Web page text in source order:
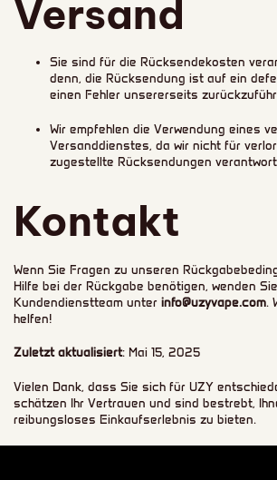
Versand
Sie sind für die Rücksendekosten
denn, die Rücksendung ist auf ein
einen Fehler unsererseits
Wir empfehlen die Verwendung eines
Versanddienstes, da wir nicht für
zugestellte Rücksendungen
Kontakt
Wenn Sie Fragen zu unseren
Hilfe bei der Rückgabe benötigen, wenden
Kundendienstteam unter info@uzyvape.com.
helfen!
Zuletzt aktualisiert: Mai 15, 2025
Vielen Dank, dass Sie sich für UZY
schätzen Ihr Vertrauen und sind bestrebt,
reibungsloses Einkaufserlebnis zu bieten.